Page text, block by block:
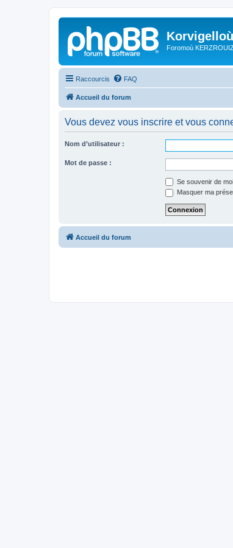
Foromoù
Raccourcis FAQ
Accueil du forum
Vous devez vous inscrire et vous
Nom d’utilisateur :
Mot de passe :
Se souvenir de moi
Masquer ma
Accueil du forum